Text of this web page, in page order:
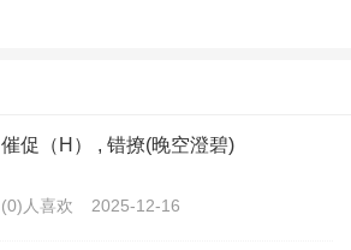
催促（H） , 错撩(晚空澄碧)
(0)人喜欢 2025-12-16